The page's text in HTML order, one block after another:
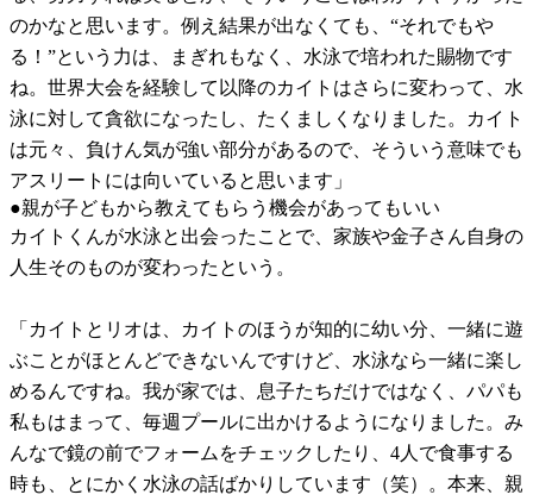
のかなと思います。例え結果が出なくても、“それでもや
る！”という力は、まぎれもなく、水泳で培われた賜物です
ね。世界大会を経験して以降のカイトはさらに変わって、水
泳に対して貪欲になったし、たくましくなりました。カイト
は元々、負けん気が強い部分があるので、そういう意味でも
アスリートには向いていると思います」
●親が子どもから教えてもらう機会があってもいい
カイトくんが水泳と出会ったことで、家族や金子さん自身の
人生そのものが変わったという。
「カイトとリオは、カイトのほうが知的に幼い分、一緒に遊
ぶことがほとんどできないんですけど、水泳なら一緒に楽し
めるんですね。我が家では、息子たちだけではなく、パパも
私もはまって、毎週プールに出かけるようになりました。み
んなで鏡の前でフォームをチェックしたり、4人で食事する
時も、とにかく水泳の話ばかりしています（笑）。本来、親